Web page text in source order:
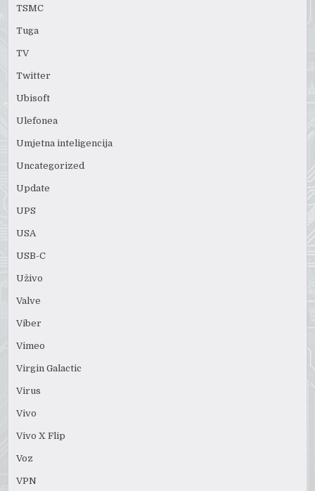
TSMC
Tuga
TV
Twitter
Ubisoft
Ulefonea
Umjetna inteligencija
Uncategorized
Update
UPS
USA
USB-C
Uživo
Valve
Viber
Vimeo
Virgin Galactic
Virus
Vivo
Vivo X Flip
Voz
VPN